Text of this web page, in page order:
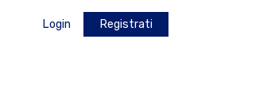
Login Registrati